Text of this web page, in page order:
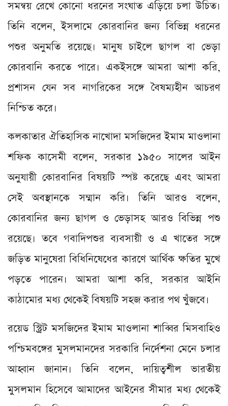
সমন্বয় রেখে কোনো ধরনের সংঘাত এড়িয়ে চলা উচিত।
তিনি বলেন, ইসলামে কোরবানির জন্য বিভিন্ন ধরনের
পশুর অনুমতি রয়েছে। মানুষ চাইলে ছাগল বা ভেড়া
কোরবানি করতে পারে। একইসঙ্গে আমরা আশা করি,
প্রশাসন যেন সব নাগরিকের সঙ্গে বৈষম্যহীন আচরণ
নিশ্চিত করে।
কলকাতার ঐতিহাসিক নাখোদা মসজিদের ইমাম মাওলানা
শফিক কাসেমী বলেন, সরকার ১৯৫০ সালের আইন
অনুযায়ী কোরবানির বিষয়টি স্পষ্ট করেছে এবং আমরা
সেই অবস্থানকে সম্মান করি। তিনি আরও বলেন,
কোরবানির জন্য ছাগল ও ভেড়াসহ আরও বিভিন্ন পশু
রয়েছে। তবে গবাদিপশুর ব্যবসায়ী ও এ খাতের সঙ্গে
জড়িত মানুষেরা বিধিনিষেধের কারণে আর্থিক ক্ষতির মুখে
পড়তে পারেন। আমরা আশা করি, সরকার আইনি
কাঠামোর মধ্য থেকেই বিষয়টি সহজ করার পথ খুঁজবে।
রয়েড স্ট্রিট মসজিদের ইমাম মাওলানা শাব্বির মিসবাহিও
পশ্চিমবঙ্গের মুসলমানদের সরকারি নির্দেশনা মেনে চলার
আহ্বান জানান। তিনি বলেন, দায়িত্বশীল ভারতীয়
মুসলমান হিসেবে আমাদের আইনের সীমার মধ্য থেকেই